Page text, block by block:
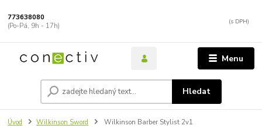
Menu
Hledat
773638080
(Po-Pá, 9h - 17h)
Úvod Wilkinson Sword Wilkinson Barber Stylist 2v1